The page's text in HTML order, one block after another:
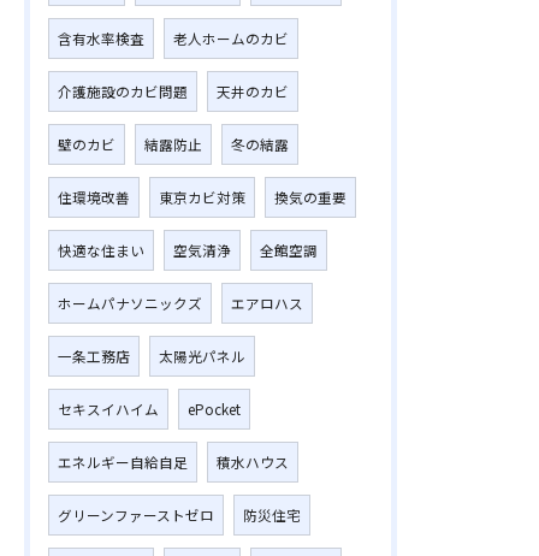
含有水率検査 老人ホームのカビ
介護施設のカビ問題 天井のカビ
壁のカビ 結露防止 冬の結露
住環境改善 東京カビ対策 換気の重要
快適な住まい 空気清浄 全館空調
ホームパナソニックズ エアロハス
一条工務店 太陽光パネル
セキスイハイム ePocket
エネルギー自給自足 積水ハウス
グリーンファーストゼロ 防災住宅